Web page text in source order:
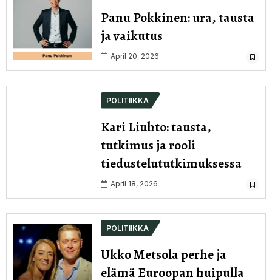
Panu Pokkinen: ura, tausta
ja vaikutus
April 20, 2026
POLITIIKKA
Kari Liuhto: tausta,
tutkimus ja rooli
tiedustelututkimuksessa
April 18, 2026
POLITIIKKA
Ukko Metsola perhe ja
elämä Euroopan huipulla